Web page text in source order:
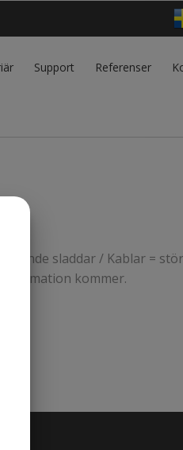
Support Referenser
sladdar / Kablar =
kommer.